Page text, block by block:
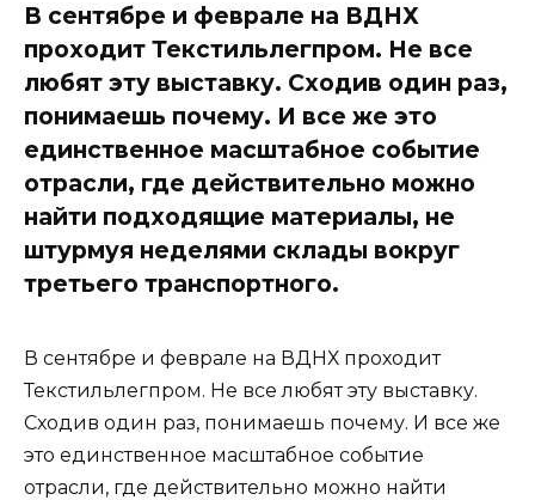
В сентябре и феврале на ВДНХ
проходит Текстильлегпром. Не все
любят эту выставку. Cходив один раз,
понимаешь почему. И все же это
единственное масштабное событие
отрасли, где действительно можно
найти подходящие материалы, не
штурмуя неделями склады вокруг
третьего транспортного.
В сентябре и феврале на ВДНХ проходит
Текстильлегпром. Не все любят эту выставку.
Cходив один раз, понимаешь почему. И все же
это единственное масштабное событие
отрасли, где действительно можно найти